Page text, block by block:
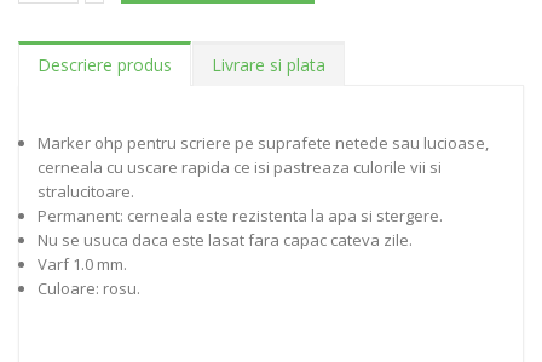
Descriere produs Livrare si plata
Marker ohp pentru scriere pe suprafete netede sau lucioase,
cerneala cu uscare rapida ce isi pastreaza culorile vii si
stralucitoare.
Permanent: cerneala este rezistenta la apa si stergere.
Nu se usuca daca este lasat fara capac cateva zile.
Varf 1.0 mm.
Culoare: rosu.